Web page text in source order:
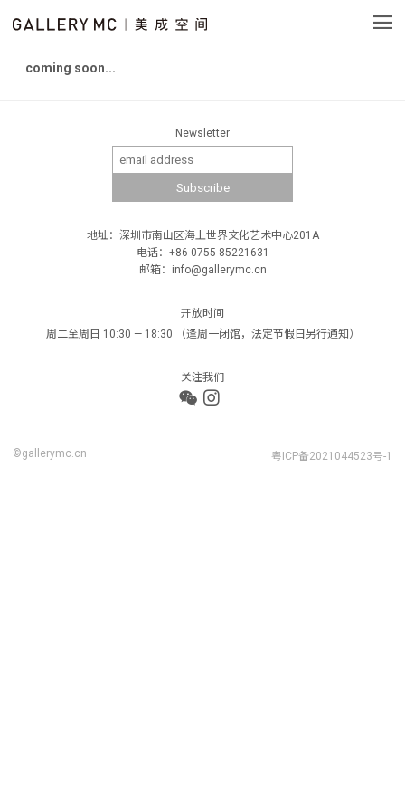
coming soon...
Newsletter
地址：深圳市南山区海上世界文化艺术中心201A
电话：+86 0755-85221631
邮箱：info@gallerymc.cn
开放时间
周二至周日 10:30 — 18:30 （逢周一闭馆，法定节假日另行通知）
关注我们
©gallerymc.cn 粤ICP备2021044523号-1